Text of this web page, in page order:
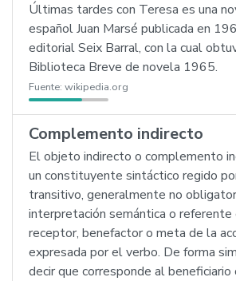
Últimas tardes con Teresa es una
español Juan Marsé publicada en
editorial Seix Barral, con la cual
Biblioteca Breve de novela 1965.
Fuente: wikipedia.org
Complemento indirecto
El objeto indirecto o complemento
un constituyente sintáctico regido
transitivo, generalmente no
interpretación semántica o referente
receptor, benefactor o meta de la
expresada por el verbo. De forma
decir que corresponde al beneficiario